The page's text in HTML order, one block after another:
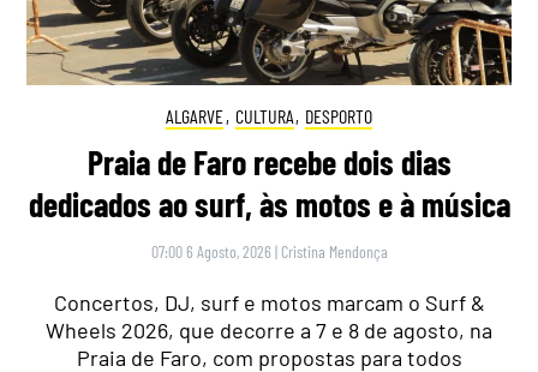
ALGARVE, CULTURA, DESPORTO
Praia de Faro recebe dois dias
dedicados ao surf, às motos e à música
07:00 6 Agosto, 2026 | Cristina Mendonça
Concertos, DJ, surf e motos marcam o Surf &
Wheels 2026, que decorre a 7 e 8 de agosto, na
Praia de Faro, com propostas para todos